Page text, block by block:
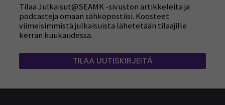
Tilaa Julkaisut@SEAMK -sivuston artikkeleita ja
podcasteja omaan sähköpostiisi. Koosteet
viimeisimmistä julkaisuista lähetetään tilaajille
kerran kuukaudessa.
TILAA UUTISKIRJEITÄ